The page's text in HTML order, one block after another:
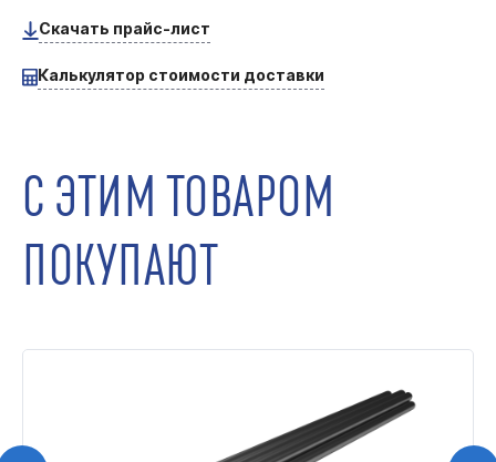
Скачать прайс-лист
Калькулятор стоимости доставки
С ЭТИМ ТОВАРОМ
ПОКУПАЮТ